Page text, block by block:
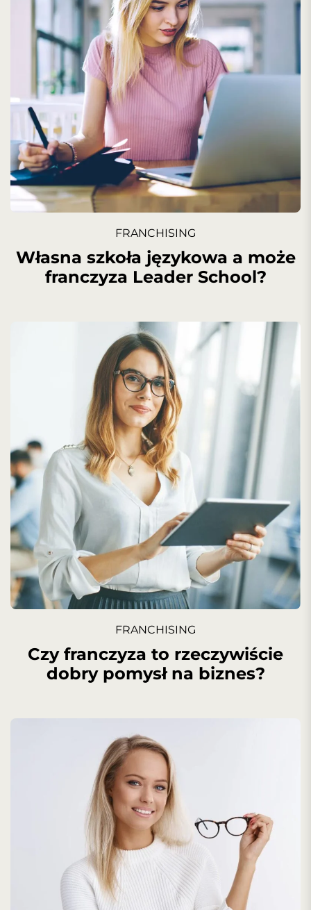
FRANCHISING
Własna szkoła językowa a może
franczyza Leader School?
FRANCHISING
Czy franczyza to rzeczywiście
dobry pomysł na biznes?